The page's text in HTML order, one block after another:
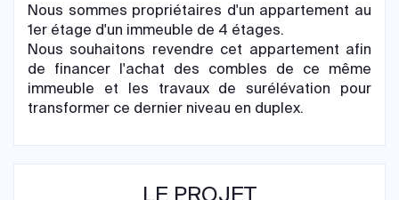
Nous sommes propriétaires d'un appartement au
1er étage d'un immeuble de 4 étages.
Nous souhaitons revendre cet appartement afin
de financer l'achat des combles de ce même
immeuble et les travaux de surélévation pour
transformer ce dernier niveau en duplex.
LE PROJET